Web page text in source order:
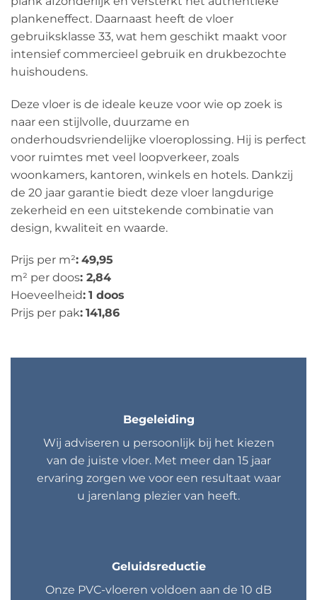
plankeneffect. Daarnaast heeft de vloer
gebruiksklasse 33, wat hem geschikt maakt voor
intensief commercieel gebruik en drukbezochte
huishoudens.
Deze vloer is de ideale keuze voor wie op zoek is
naar een stijlvolle, duurzame en
onderhoudsvriendelijke vloeroplossing. Hij is perfect
voor ruimtes met veel loopverkeer, zoals
woonkamers, kantoren, winkels en hotels. Dankzij
de 20 jaar garantie biedt deze vloer langdurige
zekerheid en een uitstekende combinatie van
design, kwaliteit en waarde.
Prijs per m²: 49,95
m² per doos: 2,84
Hoeveelheid: 1 doos
Prijs per pak: 141,86
Begeleiding
Wij adviseren u persoonlijk bij het kiezen
van de juiste vloer. Met meer dan 15 jaar
ervaring zorgen we voor een resultaat waar
u jarenlang plezier van heeft.
Geluidsreductie
Onze PVC-vloeren voldoen aan de 10 dB